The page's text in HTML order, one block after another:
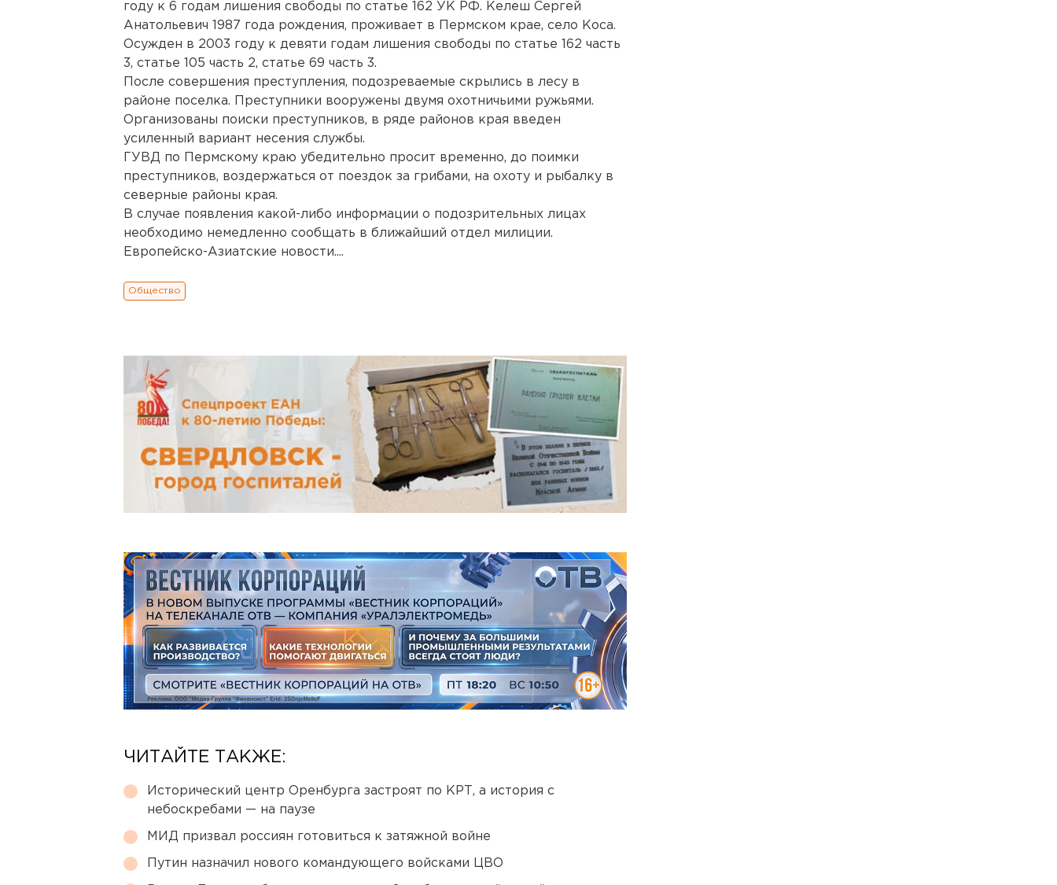
году к 6 годам лишения свободы по статье 162 УК РФ. Келеш Сергей
Анатольевич 1987 года рождения, проживает в Пермском крае, село Коса.
Осужден в 2003 году к девяти годам лишения свободы по статье 162 часть
3, статье 105 часть 2, статье 69 часть 3.
После совершения преступления, подозреваемые скрылись в лесу в
районе поселка. Преступники вооружены двумя охотничьими ружьями.
Организованы поиски преступников, в ряде районов края введен
усиленный вариант несения службы.
ГУВД по Пермскому краю убедительно просит временно, до поимки
преступников, воздержаться от поездок за грибами, на охоту и рыбалку в
северные районы края.
В случае появления какой-либо информации о подозрительных лицах
необходимо немедленно сообщать в ближайший отдел милиции.
Европейско-Азиатские новости....
Общество
ЧИТАЙТЕ ТАКЖЕ:
Исторический центр Оренбурга застроят по КРТ, а история с
небоскребами — на паузе
МИД призвал россиян готовиться к затяжной войне
Путин назначил нового командующего войсками ЦВО